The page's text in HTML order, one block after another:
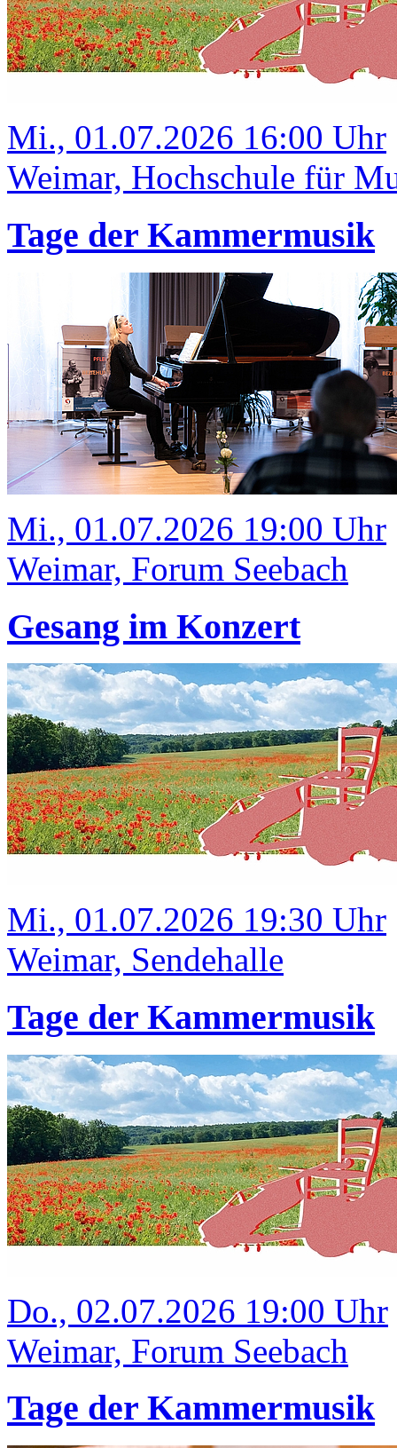
Mi., 01.07.2026 16:00 Uhr
Weimar, Hochschule für
Tage der Kammermusik
Mi., 01.07.2026 19:00 Uhr
Weimar, Forum Seebach
Gesang im Konzert
Mi., 01.07.2026 19:30 Uhr
Weimar, Sendehalle
Tage der Kammermusik
Do., 02.07.2026 19:00 Uhr
Weimar, Forum Seebach
Tage der Kammermusik